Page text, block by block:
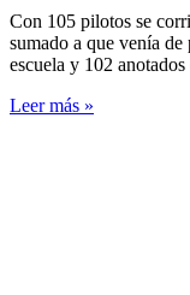
Con 105 pilotos se
sumado a que venía de
escuela y 102
Leer más »